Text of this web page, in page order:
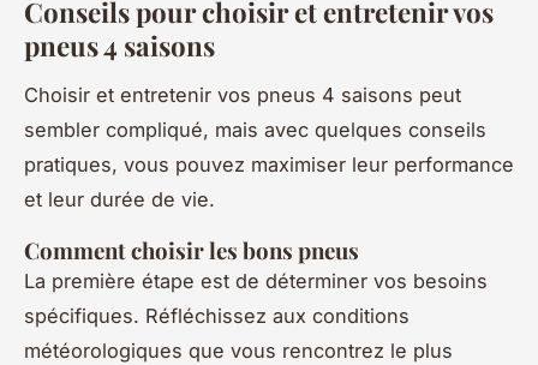
Conseils pour choisir et entretenir vos
pneus 4 saisons
Choisir et entretenir vos pneus 4 saisons peut
sembler compliqué, mais avec quelques conseils
pratiques, vous pouvez maximiser leur performance
et leur durée de vie.
Comment choisir les bons pneus
La première étape est de déterminer vos besoins
spécifiques. Réfléchissez aux conditions
météorologiques que vous rencontrez le plus